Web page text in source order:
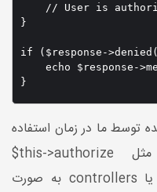
// User is
}
if ($response-
echo $response-
}
توسط ما در زمان استفاده
از متد های کمک کننده مثل this->authorize$
یا Gate::authorize از routes یا controllers به صورت